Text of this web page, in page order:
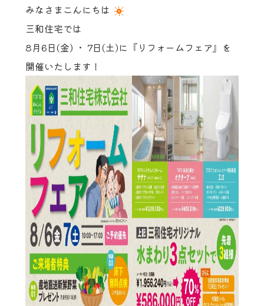
みなさまこんにちは
三和住宅では
8月6日(金) ・ 7日(土)に『リフォームフェア』を
開催いたします！